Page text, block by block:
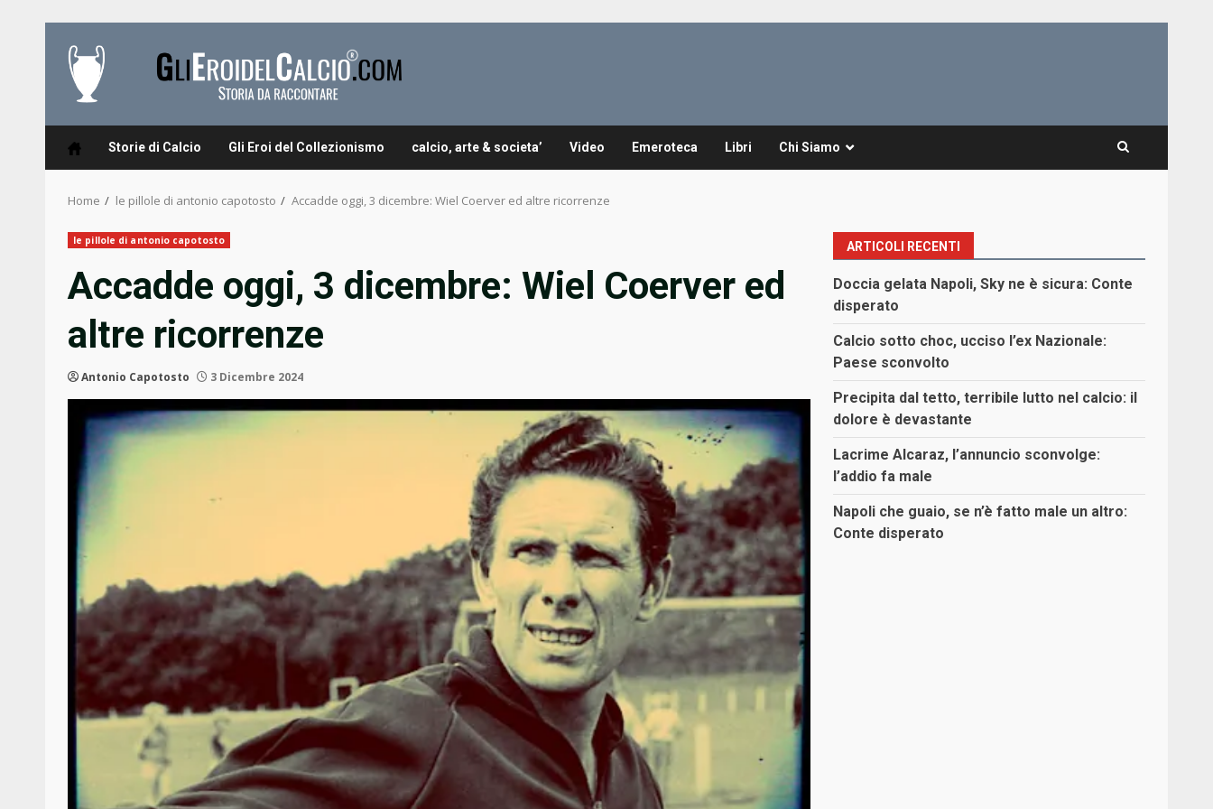
content
Storie di Calcio Gli Eroi del Collezionismo calcio, arte & societa’ Video Emeroteca Libri Chi Siamo
Home le pillole di antonio capotosto Accadde oggi, 3 dicembre: Wiel Coerver ed altre ricorrenze
le pillole di antonio capotosto
Accadde oggi, 3 dicembre: Wiel Coerver ed
altre ricorrenze
Antonio Capotosto 3 Dicembre 2024
ARTICOLI RECENTI
Doccia gelata Napoli, Sky ne è sicura: Conte
disperato
Calcio sotto choc, ucciso l’ex Nazionale:
Paese sconvolto
Precipita dal tetto, terribile lutto nel calcio: il
dolore è devastante
Lacrime Alcaraz, l’annuncio sconvolge:
l’addio fa male
Napoli che guaio, se n’è fatto male un altro:
Conte disperato